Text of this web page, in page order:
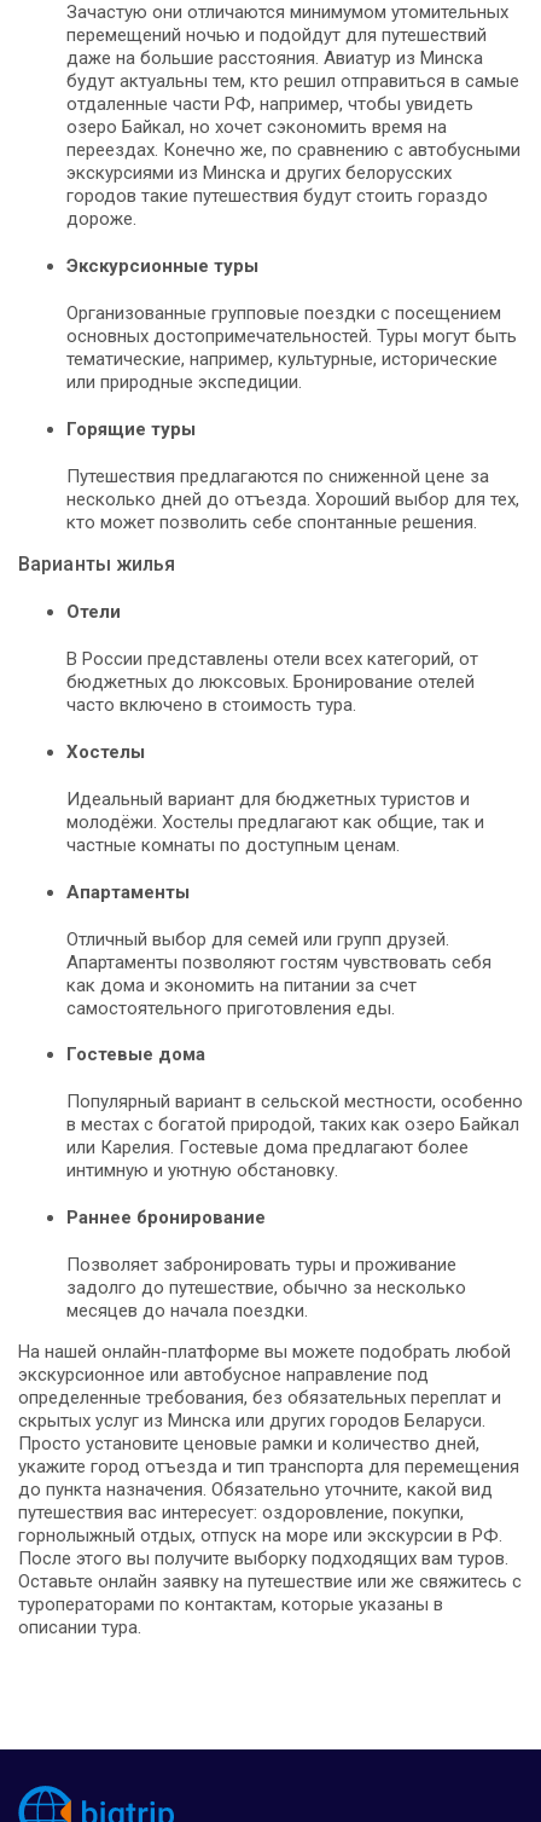
Зачастую они отличаются минимумом утомительных
перемещений ночью и подойдут для путешествий
даже на большие расстояния. Авиатур из Минска
будут актуальны тем, кто решил отправиться в самые
отдаленные части РФ, например, чтобы увидеть
озеро Байкал, но хочет сэкономить время на
переездах. Конечно же, по сравнению с автобусными
экскурсиями из Минска и других белорусских
городов такие путешествия будут стоить гораздо
дороже.
Экскурсионные туры
Организованные групповые поездки с посещением
основных достопримечательностей. Туры могут быть
тематические, например, культурные, исторические
или природные экспедиции.
Горящие туры
Путешествия предлагаются по сниженной цене за
несколько дней до отъезда. Хороший выбор для тех,
кто может позволить себе спонтанные решения.
Варианты жилья
Отели
В России представлены отели всех категорий, от
бюджетных до люксовых. Бронирование отелей
часто включено в стоимость тура.
Хостелы
Идеальный вариант для бюджетных туристов и
молодёжи. Хостелы предлагают как общие, так и
частные комнаты по доступным ценам.
Апартаменты
Отличный выбор для семей или групп друзей.
Апартаменты позволяют гостям чувствовать себя
как дома и экономить на питании за счет
самостоятельного приготовления еды.
Гостевые дома
Популярный вариант в сельской местности, особенно
в местах с богатой природой, таких как озеро Байкал
или Карелия. Гостевые дома предлагают более
интимную и уютную обстановку.
Раннее бронирование
Позволяет забронировать туры и проживание
задолго до путешествие, обычно за несколько
месяцев до начала поездки.
На нашей онлайн-платформе вы можете подобрать любой
экскурсионное или автобусное направление под
определенные требования, без обязательных переплат и
скрытых услуг из Минска или других городов Беларуси.
Просто установите ценовые рамки и количество дней,
укажите город отъезда и тип транспорта для перемещения
до пункта назначения. Обязательно уточните, какой вид
путешествия вас интересует: оздоровление, покупки,
горнолыжный отдых, отпуск на море или экскурсии в РФ.
После этого вы получите выборку подходящих вам туров.
Оставьте онлайн заявку на путешествие или же свяжитесь с
туроператорами по контактам, которые указаны в
описании тура.